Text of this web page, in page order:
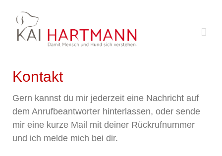
Inhalt
springen
Kontakt
Gern kannst du mir jederzeit eine Nachricht auf
dem Anrufbeantworter hinterlassen, oder sende
mir eine kurze Mail mit deiner Rückrufnummer
und ich melde mich bei dir.